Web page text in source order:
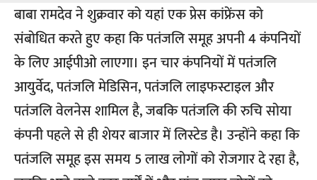
बाबा रामदेव ने शुक्रवार को यहां एक प्रेस कांफ्रेंस को
संबोधित करते हुए कहा कि पतंजलि समूह अपनी 4 कंपनियों
के लिए आईपीओ लाएगा। इन चार कंपनियों में पतंजलि
आयुर्वेद, पतंजलि मेडिसिन, पतंजलि लाइफस्टाइल और
पतंजलि वेलनेस शामिल है, जबकि पतंजलि की रुचि सोया
कंपनी पहले से ही शेयर बाजार में लिस्टेड है। उन्होंने कहा कि
पतंजलि समूह इस समय 5 लाख लोगों को रोजगार दे रहा है,